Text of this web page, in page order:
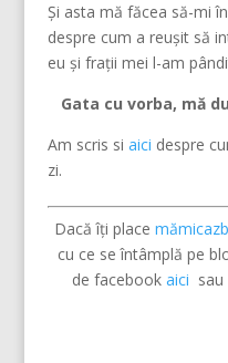
Și asta mă făcea să-mi
despre cum a reușit să
eu și frații mei l-am
Gata cu vorba, mă
Am scris si aici despre
zi.
Dacă îți place
cu ce se întâmplă pe
de facebook aici